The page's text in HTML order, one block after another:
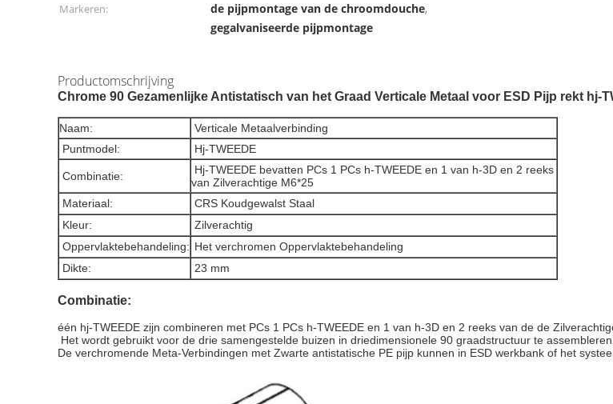
Markeren:
de pijpmontage van de chroomdouche,
gegalvaniseerde pijpmontage
Productomschrijving
Chrome 90 Gezamenlijke Antistatisch van het Graad Verticale Metaal voor ESD Pijp rekt hj-
Naam:
Verticale Metaalverbinding
Puntmodel:
Hj-TWEEDE
Combinatie:
Hj-TWEEDE bevatten PCs 1 PCs h-TWEEDE en 1 van h-3D en 2 reeks
van Zilverachtige M6*25
Materiaal:
CRS Koudgewalst Staal
Kleur:
Zilverachtig
Oppervlaktebehandeling: Het verchromen Oppervlaktebehandeling
Dikte:
23 mm
Combinatie:
één hj-TWEEDE zijn combineren met PCs 1 PCs h-TWEEDE en 1 van h-3D en 2 reeks van de de
Het wordt gebruikt voor de drie samengestelde buizen in driedimensionele 90 graadstructuur te assembleren.
De verchromende Meta-Verbindingen met Zwarte antistatische PE pijp kunnen in ESD werkbank of het